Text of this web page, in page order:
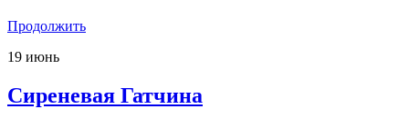
Продолжить
19 июнь
Сиреневая Гатчина